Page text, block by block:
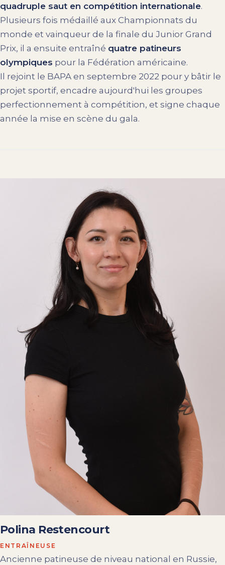
quadruple saut en compétition internationale.
Plusieurs fois médaillé aux Championnats du
monde et vainqueur de la finale du Junior Grand
Prix, il a ensuite entraîné quatre patineurs
olympiques pour la Fédération américaine.
Il rejoint le BAPA en septembre 2022 pour y bâtir le
projet sportif, encadre aujourd'hui les groupes
perfectionnement à compétition, et signe chaque
année la mise en scène du gala.
Polina Restencourt
ENTRAÎNEUSE
Ancienne patineuse de niveau national en Russie,